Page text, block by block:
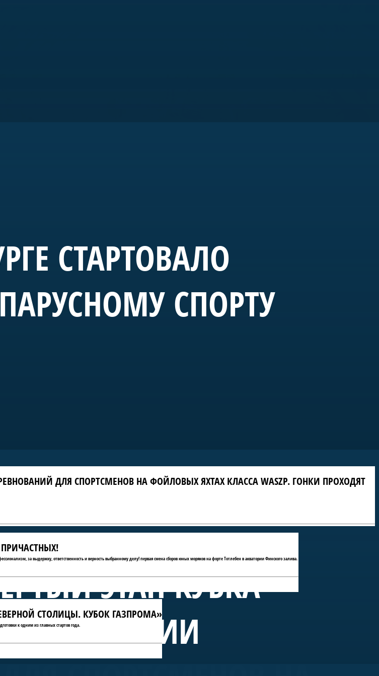
СТАРТОВАЛО
СПОРТУ
ЭТАП КУБКА
— СЕРИИ
ДЛЯ СПОРТСМЕНОВ НА ФОЙЛОВЫХ ЯХТАХ КЛАССА WASZP. ГОНКИ ПРОХОДЯТ
за выдержку, ответственность и верность выбранному делу! первая смена сборов юных моряков на форте Тотлебен в акватории Финского залива.
СТОЛИЦЫ. КУБОК ГАЗПРОМА»
к одним из главных стартов года.